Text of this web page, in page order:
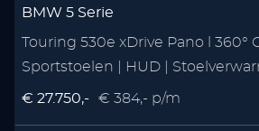
BMW 5 Serie
Touring 530e xDrive Pano l 360°
Sportstoelen | HUD |
€ 27.750,- € 384,- p/m